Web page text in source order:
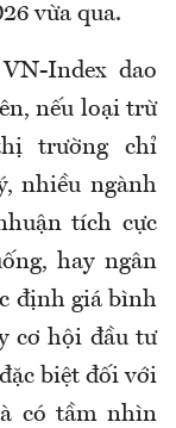
vừa qua.
Index dao
nếu loại trừ
trường chỉ
nhiều ngành
tích cực
hay ngân
định giá bình
cơ hội đầu tư
biệt đối với
có tầm nhìn